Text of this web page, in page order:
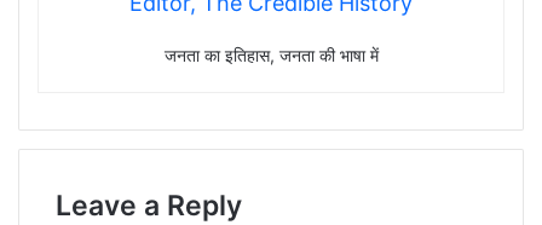
जनता का इतिहास, जनता की भाषा में
Leave a Reply